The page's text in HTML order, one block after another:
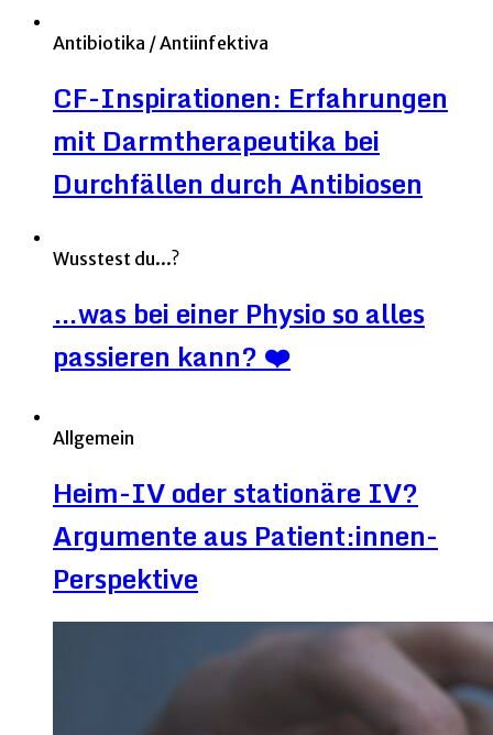
Antibiotika / Antiinfektiva
CF-Inspirationen: Erfahrungen
mit Darmtherapeutika bei
Durchfällen durch Antibiosen
Wusstest du...?
…was bei einer Physio so alles
passieren kann? ❤️
Allgemein
Heim-IV oder stationäre IV?
Argumente aus Patient:innen-
Perspektive